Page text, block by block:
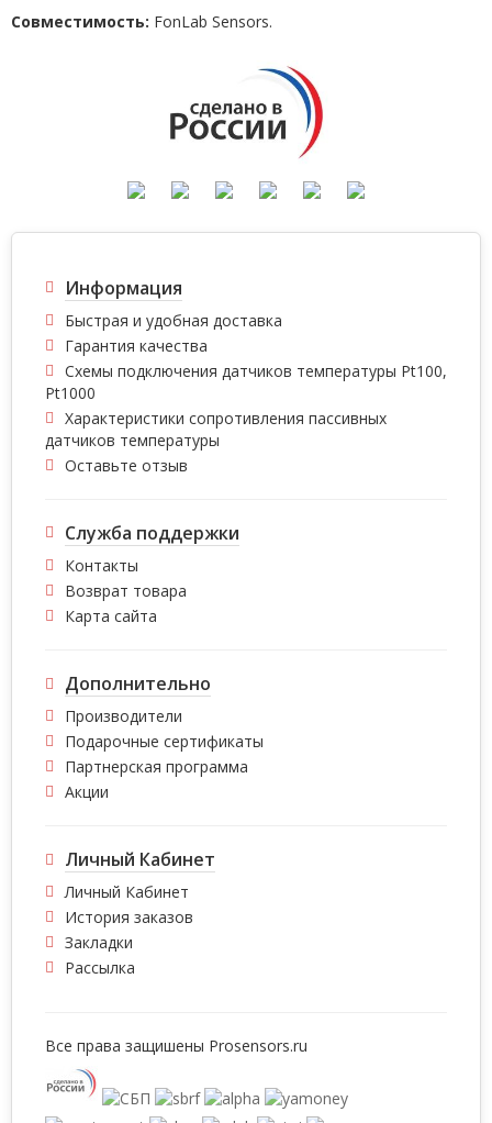
Совместимость: FonLab Sensors.
Информация
Быстрая и удобная доставка
Гарантия качества
Схемы подключения датчиков температуры Pt100,
Pt1000
Характеристики сопротивления пассивных
датчиков температуры
Оставьте отзыв
Служба поддержки
Контакты
Возврат товара
Карта сайта
Дополнительно
Производители
Подарочные сертификаты
Партнерская программа
Акции
Личный Кабинет
Личный Кабинет
История заказов
Закладки
Рассылка
Все права защишены Prosensors.ru